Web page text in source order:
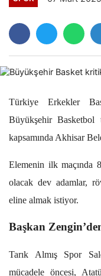
Türkiye Erkekler
Büyükşehir Basketbol
kapsamında Akhisar
Elemenin ilk maçında
olacak dev adamlar,
eline almak istiyor.
Başkan
Tarık Almış Spor
mücadele öncesi,